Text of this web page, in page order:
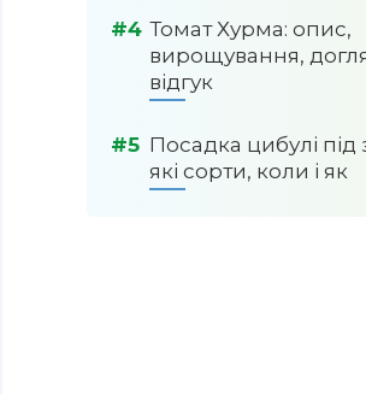
Томат Хурма: опис,
вирощування,
відгук
Посадка цибулі під
які сорти, коли і як